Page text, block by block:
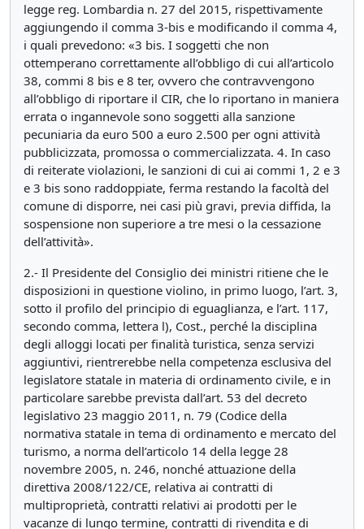
legge reg. Lombardia n. 27 del 2015, rispettivamente
aggiungendo il comma 3-bis e modificando il comma 4,
i quali prevedono: «3 bis. I soggetti che non
ottemperano correttamente all’obbligo di cui all’articolo
38, commi 8 bis e 8 ter, ovvero che contravvengono
all’obbligo di riportare il CIR, che lo riportano in maniera
errata o ingannevole sono soggetti alla sanzione
pecuniaria da euro 500 a euro 2.500 per ogni attività
pubblicizzata, promossa o commercializzata. 4. In caso
di reiterate violazioni, le sanzioni di cui ai commi 1, 2 e 3
e 3 bis sono raddoppiate, ferma restando la facoltà del
comune di disporre, nei casi più gravi, previa diffida, la
sospensione non superiore a tre mesi o la cessazione
dell’attività».
2.- Il Presidente del Consiglio dei ministri ritiene che le
disposizioni in questione violino, in primo luogo, l’art. 3,
sotto il profilo del principio di eguaglianza, e l’art. 117,
secondo comma, lettera l), Cost., perché la disciplina
degli alloggi locati per finalità turistica, senza servizi
aggiuntivi, rientrerebbe nella competenza esclusiva del
legislatore statale in materia di ordinamento civile, e in
particolare sarebbe prevista dall’art. 53 del decreto
legislativo 23 maggio 2011, n. 79 (Codice della
normativa statale in tema di ordinamento e mercato del
turismo, a norma dell’articolo 14 della legge 28
novembre 2005, n. 246, nonché attuazione della
direttiva 2008/122/CE, relativa ai contratti di
multiproprietà, contratti relativi ai prodotti per le
vacanze di lungo termine, contratti di rivendita e di